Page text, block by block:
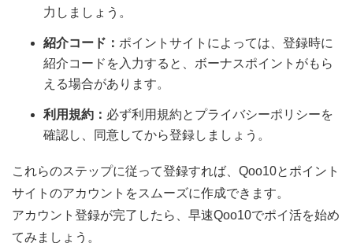
力しましょう。
紹介コード： ポイントサイトによっては、登録時に
紹介コードを入力すると、ボーナスポイントがもら
える場合があります。
利用規約： 必ず利用規約とプライバシーポリシーを
確認し、同意してから登録しましょう。
これらのステップに従って登録すれば、Qoo10とポイント
サイトのアカウントをスムーズに作成できます。
アカウント登録が完了したら、早速Qoo10でポイ活を始め
てみましょう。